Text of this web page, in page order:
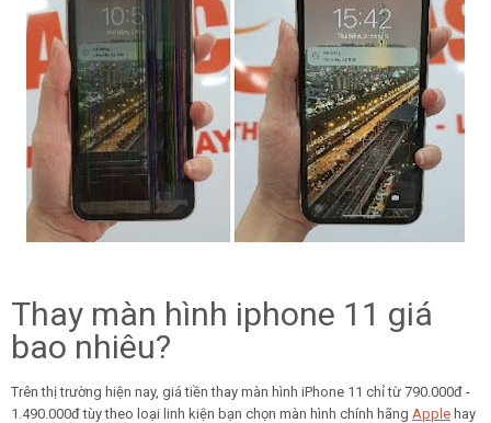
Thay màn hình iphone 11 giá
bao nhiêu?
Trên thị trường hiện nay, giá tiền thay màn hình iPhone 11 chỉ từ 790.000đ -
1.490.000đ tùy theo loại linh kiện bạn chọn màn hình chính hãng Apple hay